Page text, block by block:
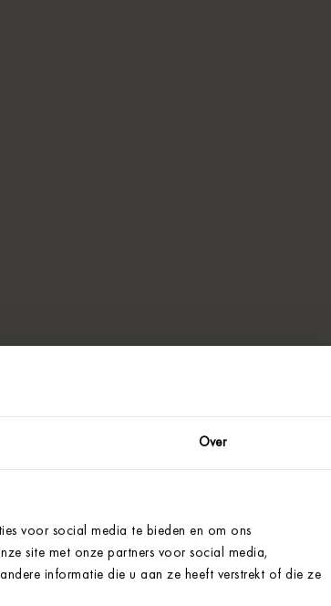
Over
voor social media te bieden en om ons
site met onze partners voor social media,
informatie die u aan ze heeft verstrekt of die ze